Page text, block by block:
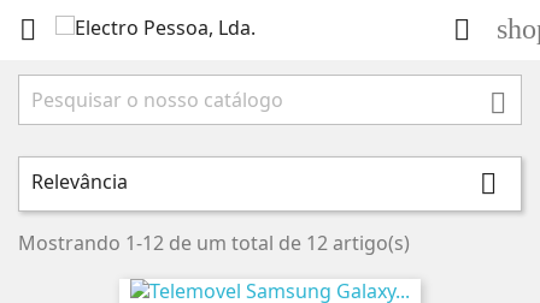
 

Relevância 
Mostrando 1-12 de um total de 12 artigo(s)